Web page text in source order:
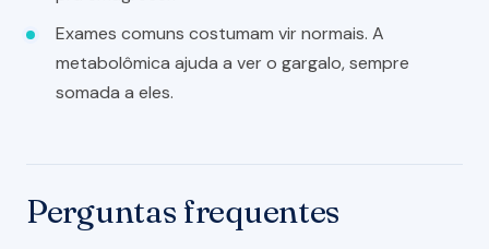
Exames comuns costumam vir normais. A
metabolômica ajuda a ver o gargalo, sempre
somada a eles.
Perguntas frequentes